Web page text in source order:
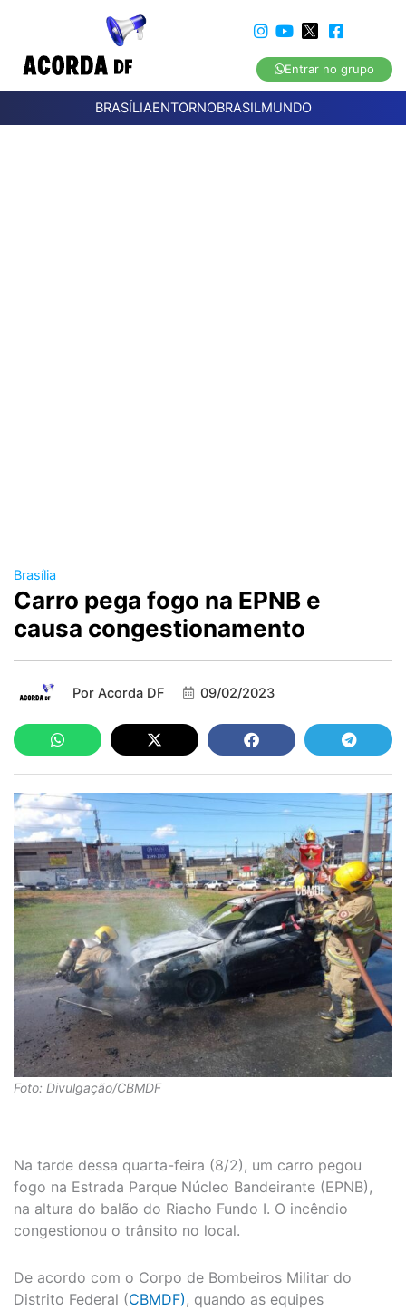
Entrar no grupo
BRASÍLIAENTORNOBRASILMUNDO
Brasília
Carro pega fogo na EPNB e
causa congestionamento
Por Acorda DF 09/02/2023
Foto: Divulgação/CBMDF
Na tarde dessa quarta-feira (8/2), um carro pegou
fogo na Estrada Parque Núcleo Bandeirante (EPNB),
na altura do balão do Riacho Fundo I. O incêndio
congestionou o trânsito no local.
De acordo com o Corpo de Bombeiros Militar do
Distrito Federal (CBMDF), quando as equipes